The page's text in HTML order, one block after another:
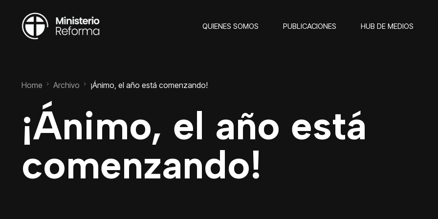
QUIENES SOMOS PUBLICACIONES HUB DE MEDIOS
Home Archivo ¡Ánimo, el año está comenzando!
¡Ánimo, el año está
comenzando!